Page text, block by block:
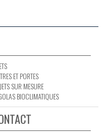
ET PORTES
SUR MESURE
BIOCLIMATIQUES